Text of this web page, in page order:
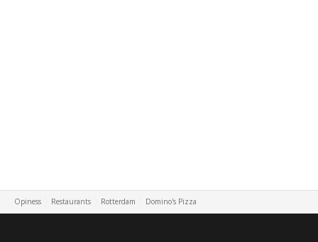
Opiness Restaurants Rotterdam Domino's Pizza